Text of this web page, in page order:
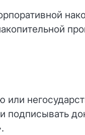
или
подписывать